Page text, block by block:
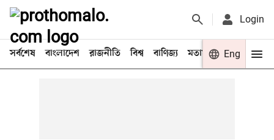
Login
সর্বশেষ বাংলাদেশ রাজনীতি বিশ্ব বাণিজ্য মতামত খেলা
Eng